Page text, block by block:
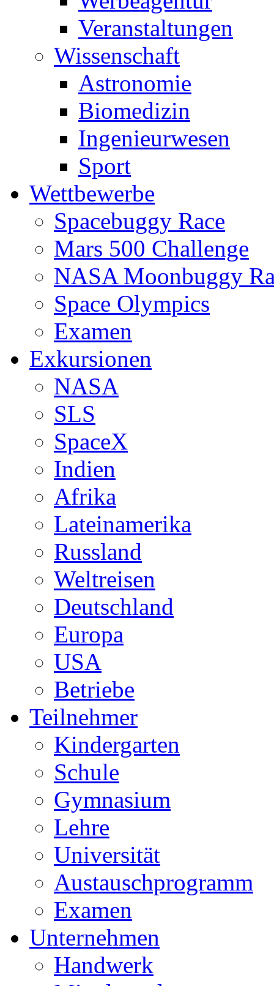
Veranstaltungen
Wissenschaft
Astronomie
Biomedizin
Ingenieurwesen
Sport
Wettbewerbe
Spacebuggy Race
Mars 500 Challenge
NASA Moonbuggy
Space Olympics
Examen
Exkursionen
NASA
SLS
SpaceX
Indien
Afrika
Lateinamerika
Russland
Weltreisen
Deutschland
Europa
USA
Betriebe
Teilnehmer
Kindergarten
Schule
Gymnasium
Lehre
Universität
Austauschprogramm
Examen
Unternehmen
Handwerk